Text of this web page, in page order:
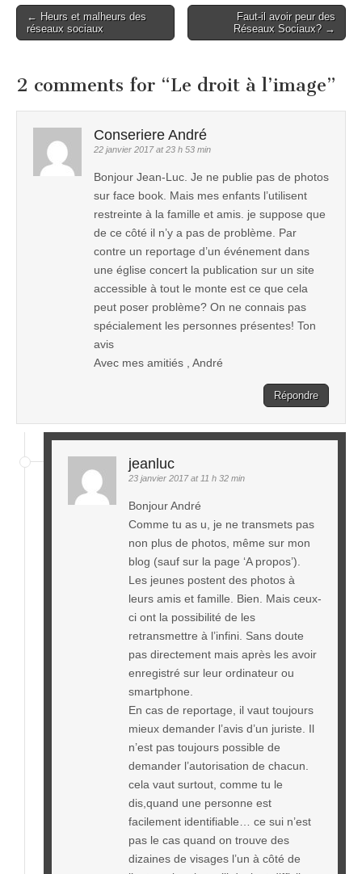
Post navigation
← Heurs et malheurs des
réseaux sociaux
Faut-il avoir peur des
Réseaux Sociaux? →
2 comments for “Le droit à l’image”
Conseriere André
22 janvier 2017 at 23 h 53 min
Bonjour Jean-Luc. Je ne publie pas de photos
sur face book. Mais mes enfants l’utilisent
restreinte à la famille et amis. je suppose que
de ce côté il n’y a pas de problème. Par
contre un reportage d’un événement dans
une église concert la publication sur un site
accessible à tout le monte est ce que cela
peut poser problème? On ne connais pas
spécialement les personnes présentes! Ton
avis
Avec mes amitiés , André
Répondre
jeanluc
23 janvier 2017 at 11 h 32 min
Bonjour André
Comme tu as u, je ne transmets pas
non plus de photos, même sur mon
blog (sauf sur la page ‘A propos’).
Les jeunes postent des photos à
leurs amis et famille. Bien. Mais ceux-
ci ont la possibilité de les
retransmettre à l’infini. Sans doute
pas directement mais après les avoir
enregistré sur leur ordinateur ou
smartphone.
En cas de reportage, il vaut toujours
mieux demander l’avis d’un juriste. Il
n’est pas toujours possible de
demander l’autorisation de chacun.
cela vaut surtout, comme tu le
dis,quand une personne est
facilement identifiable… ce sui n’est
pas le cas quand on trouve des
dizaines de visages l’un à côté de